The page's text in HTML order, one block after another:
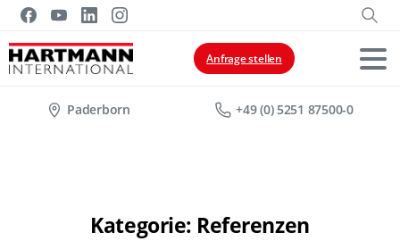
Anfrage stellen
Paderborn +49 (0) 5251 87500-0
Kategorie: Referenzen